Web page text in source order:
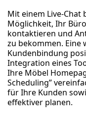
Mit einem Live-Chat
Möglichkeit, Ihr
kontaktieren und
zu bekommen. Eine
Kundenbindung
Integration eines
Ihre Möbel
Scheduling”
für Ihre Kunden
effektiver planen.